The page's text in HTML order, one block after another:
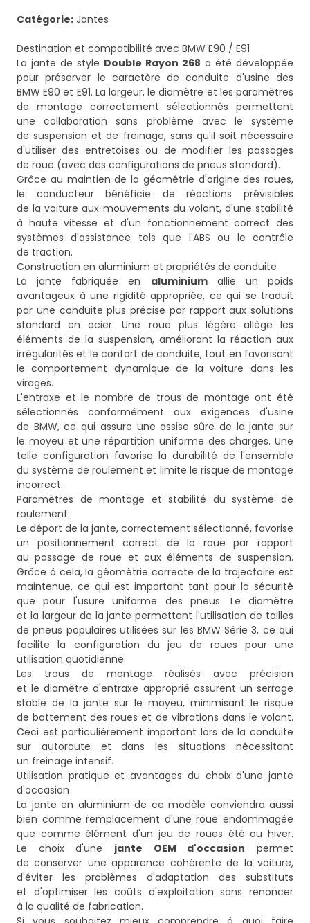
Catégorie: Jantes
Destination et compatibilité avec BMW E90 / E91
La jante de style Double Rayon 268 a été développée
pour préserver le caractère de conduite d'usine des
BMW E90 et E91. La largeur, le diamètre et les paramètres
de montage correctement sélectionnés permettent
une collaboration sans problème avec le système
de suspension et de freinage, sans qu'il soit nécessaire
d'utiliser des entretoises ou de modifier les passages
de roue (avec des configurations de pneus standard).
Grâce au maintien de la géométrie d'origine des roues,
le conducteur bénéficie de réactions prévisibles
de la voiture aux mouvements du volant, d'une stabilité
à haute vitesse et d'un fonctionnement correct des
systèmes d'assistance tels que l'ABS ou le contrôle
de traction.
Construction en aluminium et propriétés de conduite
La jante fabriquée en aluminiumallie un poids
avantageux à une rigidité appropriée, ce qui se traduit
par une conduite plus précise par rapport aux solutions
standard en acier. Une roue plus légère allège les
éléments de la suspension, améliorant la réaction aux
irrégularités et le confort de conduite, tout en favorisant
le comportement dynamique de la voiture dans les
virages.
L'entraxe et le nombre de trous de montage ont été
sélectionnés conformément aux exigences d'usine
de BMW, ce qui assure une assise sûre de la jante sur
le moyeu et une répartition uniforme des charges. Une
telle configuration favorise la durabilité de l'ensemble
du système de roulement et limite le risque de montage
incorrect.
Paramètres de montage et stabilité du système de
roulement
Le déport de la jante, correctement sélectionné, favorise
un positionnement correct de la roue par rapport
au passage de roue et aux éléments de suspension.
Grâce à cela, la géométrie correcte de la trajectoire est
maintenue, ce qui est important tant pour la sécurité
que pour l'usure uniforme des pneus. Le diamètre
et la largeur de la jante permettent l'utilisation de tailles
de pneus populaires utilisées sur les BMW Série 3, ce qui
facilite la configuration du jeu de roues pour une
utilisation quotidienne.
Les trous de montage réalisés avec précision
et le diamètre d'entraxe approprié assurent un serrage
stable de la jante sur le moyeu, minimisant le risque
de battement des roues et de vibrations dans le volant.
Ceci est particulièrement important lors de la conduite
sur autoroute et dans les situations nécessitant
un freinage intensif.
Utilisation pratique et avantages du choix d'une jante
d'occasion
La jante en aluminium de ce modèle conviendra aussi
bien comme remplacement d'une roue endommagée
que comme élément d'un jeu de roues été ou hiver.
Le choix d'une jante OEM d'occasion permet
de conserver une apparence cohérente de la voiture,
d'éviter les problèmes d'adaptation des substituts
et d'optimiser les coûts d'exploitation sans renoncer
à la qualité de fabrication.